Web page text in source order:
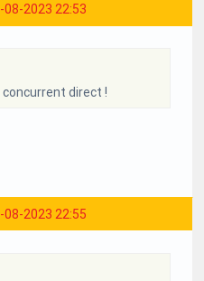
08-2023 22:53
concurrent direct !
08-2023 22:55